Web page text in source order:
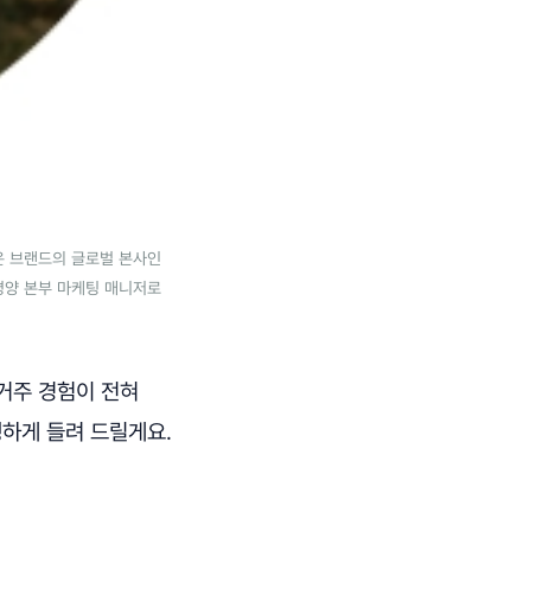
랜드의 글로벌 본사인
본부 마케팅 매니저로
주 경험이 전혀
게 들려 드릴게요.